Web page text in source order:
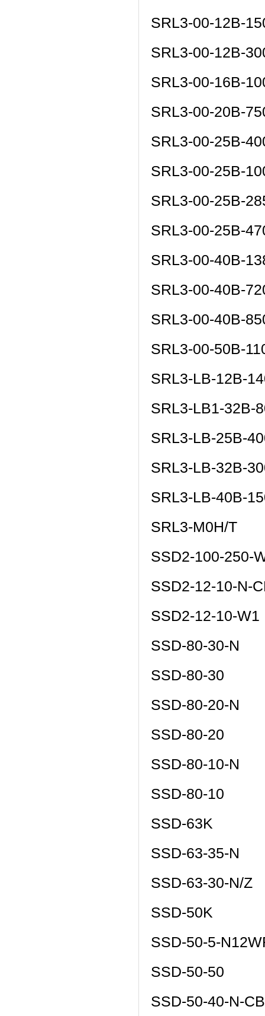
SRL3-00-12B-
SRL3-00-12B-
SRL3-00-16B-
SRL3-00-20B-
SRL3-00-25B-
SRL3-00-25B-
SRL3-00-25B-
SRL3-00-25B-
SRL3-00-40B-
SRL3-00-40B-
SRL3-00-40B-
SRL3-00-50B-
SRL3-LB-12B-
SRL3-LB1-32B-
SRL3-LB-25B-
SRL3-LB-32B-
SRL3-LB-40B-
SRL3-M0H/T
SSD2-100-250-
SSD2-12-10-N-
SSD2-12-10-
SSD-80-30-N
SSD-80-30
SSD-80-20-N
SSD-80-20
SSD-80-10-N
SSD-80-10
SSD-63K
SSD-63-35-N
SSD-63-30-N/Z
SSD-50K
SSD-50-5-
SSD-50-50
SSD-50-40-N-